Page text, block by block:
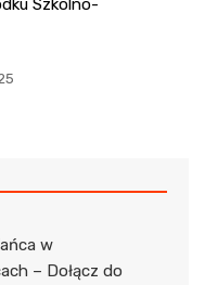
w
– Dołącz do